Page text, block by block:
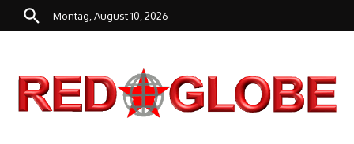
Zum Inhalt springen
Montag, August 10, 2026